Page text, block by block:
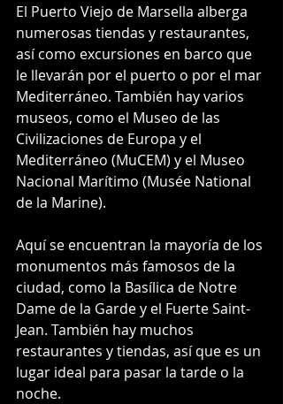
El Puerto Viejo de Marsella alberga
numerosas tiendas y restaurantes,
así como excursiones en barco que
le llevarán por el puerto o por el mar
Mediterráneo. También hay varios
museos, como el Museo de las
Civilizaciones de Europa y el
Mediterráneo (MuCEM) y el Museo
Nacional Marítimo (Musée National
de la Marine).
Aquí se encuentran la mayoría de los
monumentos más famosos de la
ciudad, como la Basílica de Notre
Dame de la Garde y el Fuerte Saint-
Jean. También hay muchos
restaurantes y tiendas, así que es un
lugar ideal para pasar la tarde o la
noche.